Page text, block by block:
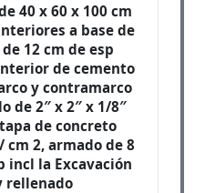
40 x 60 x 100 cm
a base de
12 cm de esp
de cemento
y contramarco
de 2″ x 2″ x 1/8″
de concreto
cm 2, armado de 8
incl la Excavación
rellenado